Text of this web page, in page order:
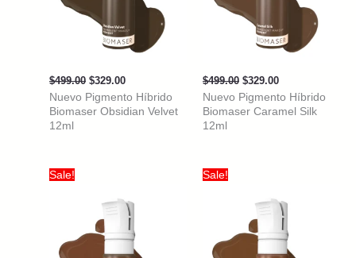
$499.00 Original
was:
$499.00.
$329.00Current
is:
$329.00.
Nuevo Pigmento Híbrido
Biomaser Obsidian Velvet
12ml
$499.00 Original
was:
$499.00.
$329.00Current
is:
$329.00.
Nuevo Pigmento Híbrido
Biomaser Caramel Silk
12ml
Sale! Sale!